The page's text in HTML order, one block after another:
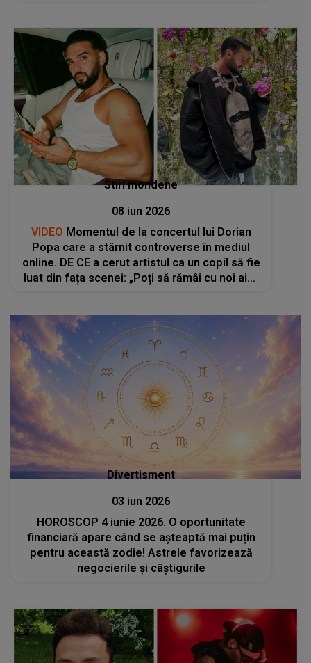
Stiri mondene
08 iun 2026
VIDEO Momentul de la concertul lui Dorian
Popa care a stârnit controverse în mediul
online. DE CE a cerut artistul ca un copil să fie
luat din fața scenei: „Poți să rămâi cu noi aici,
Divertisment
03 iun 2026
HOROSCOP 4 iunie 2026. O oportunitate
financiară apare când se așteaptă mai puțin
pentru această zodie! Astrele favorizează
negocierile și câștigurile